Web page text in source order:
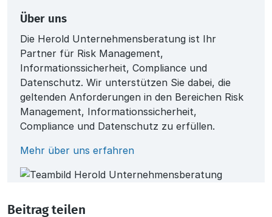
Über uns
Die Herold Unternehmensberatung ist Ihr
Partner für Risk Management,
Informationssicherheit, Compliance und
Datenschutz. Wir unterstützen Sie dabei, die
geltenden Anforderungen in den Bereichen Risk
Management, Informationssicherheit,
Compliance und Datenschutz zu erfüllen.
Mehr über uns erfahren
Beitrag teilen